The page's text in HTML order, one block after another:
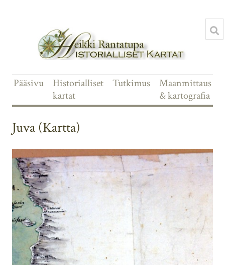
Pääsivu
Historialliset
kartat
Tutkimus
Maanmittaus
& kartografia
Juva (Kartta)